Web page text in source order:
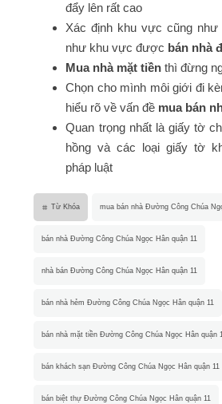
đẩy lên rất cao
Xác định khu vực cũng như
như khu vực được bán nhà
Mua nhà mặt tiền thì đừng
Chọn cho mình môi giới đi
hiểu rõ về vấn đề mua bán
Quan trọng nhất là giấy tờ
hồng và các loại giấy tờ
pháp luật
Từ Khóa mua bán nhà Đường Công Chúa
bán nhà Đường Công Chúa Ngọc Hân quận 11
nhà bán Đường Công Chúa Ngọc Hân quận 11
bán nhà hẻm Đường Công Chúa Ngọc Hân quận 11
bán nhà mặt tiền Đường Công Chúa Ngọc Hân quận
bán khách sạn Đường Công Chúa Ngọc Hân quận 11
bán biệt thự Đường Công Chúa Ngọc Hân quận 11